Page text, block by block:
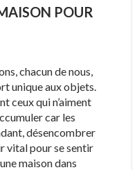
POUR
chacun de nous,
unique aux objets.
ceux qui n’aiment
car les
désencombrer
vital pour se sentir
maison dans